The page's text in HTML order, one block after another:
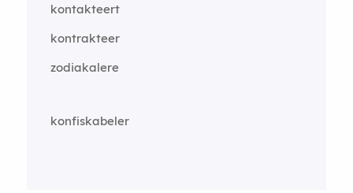
kontakteert
kontrakteer
zodiakalere
konfiskabeler